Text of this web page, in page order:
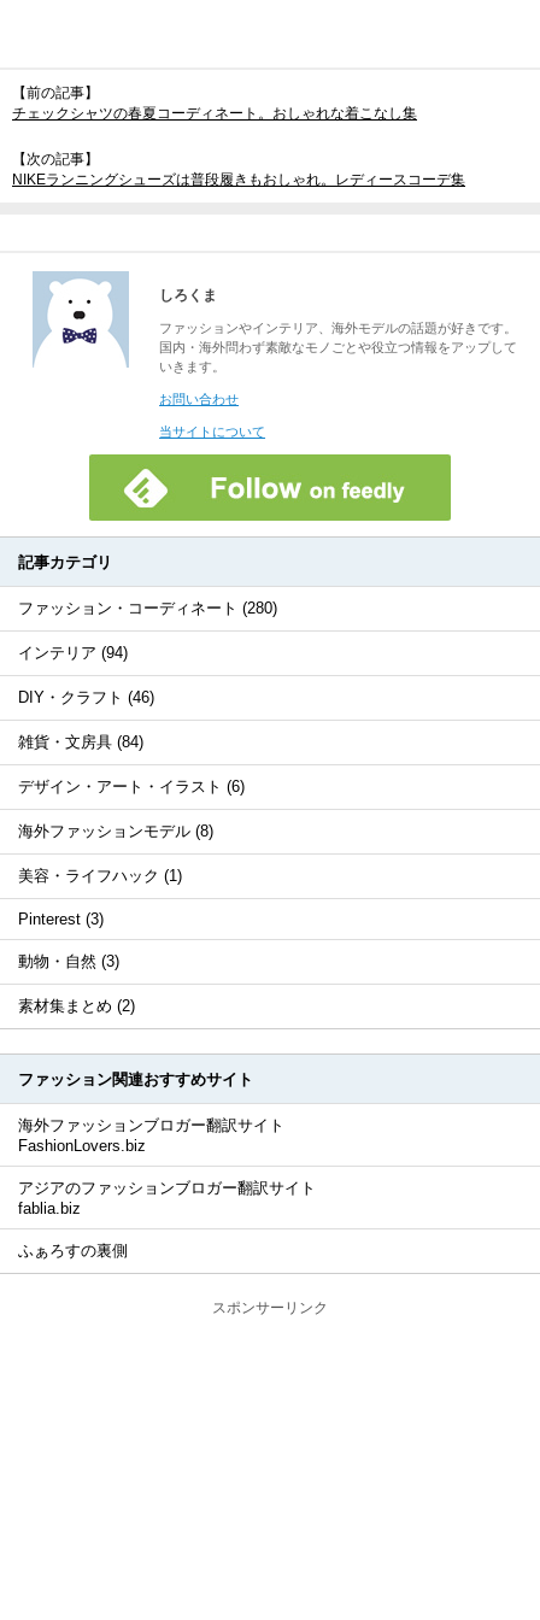
【前の記事】
チェックシャツの春夏コーディネート。おしゃれな着こなし集
【次の記事】
NIKEランニングシューズは普段履きもおしゃれ。レディースコーデ集
しろくま
ファッションやインテリア、海外モデルの話題が好きです。
国内・海外問わず素敵なモノごとや役立つ情報をアップして
いきます。
お問い合わせ
当サイトについて
記事カテゴリ
ファッション・コーディネート (280)
インテリア (94)
DIY・クラフト (46)
雑貨・文房具 (84)
デザイン・アート・イラスト (6)
海外ファッションモデル (8)
美容・ライフハック (1)
Pinterest (3)
動物・自然 (3)
素材集まとめ (2)
ファッション関連おすすめサイト
海外ファッションブロガー翻訳サイト
FashionLovers.biz
アジアのファッションブロガー翻訳サイト
fablia.biz
ふぁろすの裏側
スポンサーリンク